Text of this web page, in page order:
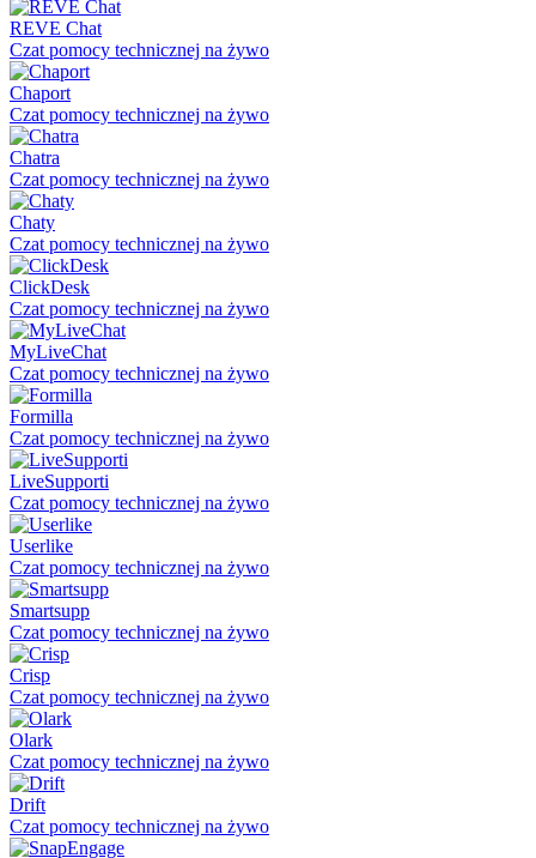
REVE Chat
Czat pomocy technicznej na żywo
Chaport
Czat pomocy technicznej na żywo
Chatra
Czat pomocy technicznej na żywo
Chaty
Czat pomocy technicznej na żywo
ClickDesk
Czat pomocy technicznej na żywo
MyLiveChat
Czat pomocy technicznej na żywo
Formilla
Czat pomocy technicznej na żywo
LiveSupporti
Czat pomocy technicznej na żywo
Userlike
Czat pomocy technicznej na żywo
Smartsupp
Czat pomocy technicznej na żywo
Crisp
Czat pomocy technicznej na żywo
Olark
Czat pomocy technicznej na żywo
Drift
Czat pomocy technicznej na żywo